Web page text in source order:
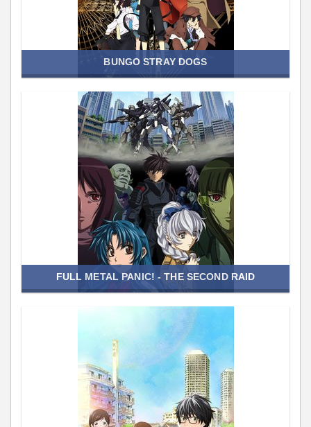
BUNGO STRAY DOGS
FULL METAL PANIC! - THE SECOND RAID